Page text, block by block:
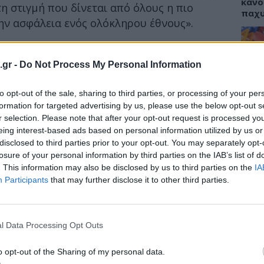
- Do Not Process My Personal Information
opt-out of the sale, sharing to third parties, or processing of your
for targeted advertising by us, please use the below opt-out
selection. Please note that after your opt-out request is processed
interest-based ads based on personal information utilized by us
to third parties prior to your opt-out. You may separately
of your personal information by third parties on the IAB’s list of
This information may also be disclosed by us to third parties on the
Participants that may further disclose it to other third parties.
Data Processing Opt Outs
opt-out of the Sharing of my personal data.
στιγμή που δίνεται από όλους η πιο
ασφάλεια ενός ολόκληρου έθνους».
ήρθαν στη δημοσιότητα στοιχεία από την
στην οποία προβλέπεται ο ΕΟΠΥΥ
αποζημίωση για τις ιδιωτικές ΜΕΘ τις
από το προβλεπόμενο. Δηλαδή, αντί για
Ελληνικών Κλινικών
ενημερώνει ότι:
ΙΣΑ: